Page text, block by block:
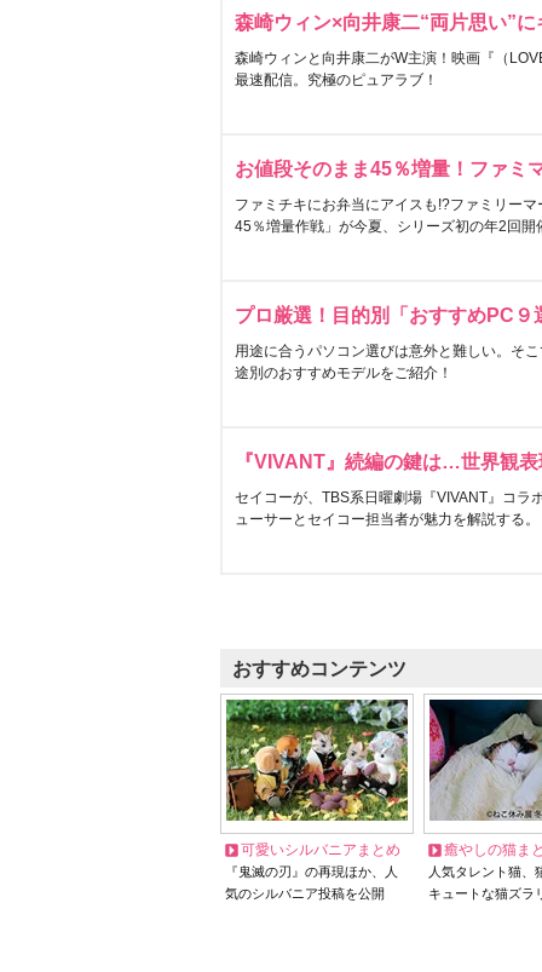
森崎ウィン×向井康二“両片思い”
森崎ウィンと向井康二がW主演！映画『（
最速配信。究極のピュアラブ！
お値段そのまま45％増量！ファミ
ファミチキにお弁当にアイスも!?ファミリー
45％増量作戦」が今夏、シリーズ初の年2回開
プロ厳選！目的別「おすすめPC９
用途に合うパソコン選びは意外と難しい。そ
途別のおすすめモデルをご紹介！
『VIVANT』続編の鍵は…世界観
セイコーが、TBS系日曜劇場『VIVANT』コラ
ューサーとセイコー担当者が魅力を解説する。
おすすめコンテンツ
可愛いシルバニアまとめ
『鬼滅の刃』の再現ほか、人
気のシルバニア投稿を公開
癒やしの猫ま
人気タレント猫
キュートな猫ズラ